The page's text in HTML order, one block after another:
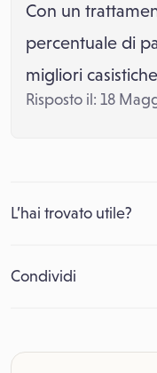
Con un
percentuale di
migliori
Risposto il: 18
L’hai trovato utile?
Condividi